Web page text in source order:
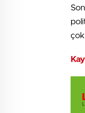
çok